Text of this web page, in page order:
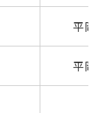
平
平